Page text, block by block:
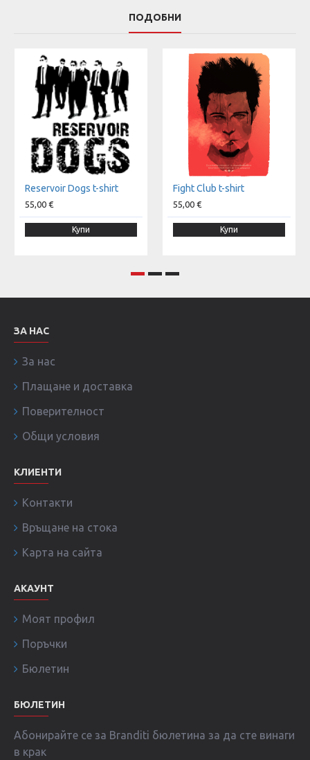
ПОДОБНИ
Reservoir Dogs t-shirt
55,00 €
Купи
Fight Club t-shirt
55,00 €
Купи
ЗА НАС
За нас
Плащане и доставка
Поверителност
Общи условия
КЛИЕНТИ
Контакти
Връщане на стока
Карта на сайта
АКАУНТ
Моят профил
Поръчки
Бюлетин
БЮЛЕТИН
Абонирайте се за Branditi бюлетина за да сте винаги
в крак